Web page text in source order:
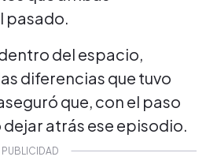
pasado.
del espacio,
diferencias que tuvo
que, con el paso
atrás ese episodio.